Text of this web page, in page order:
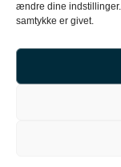
ændre dine
samtykke er givet.